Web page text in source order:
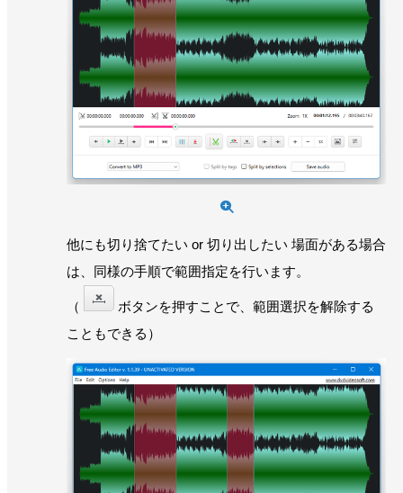
他にも切り捨てたい or 切り出したい 場面がある場合
は、同様の手順で範囲指定を行います。
（
ボタンを押すことで、範囲選択を解除する
こともできる）